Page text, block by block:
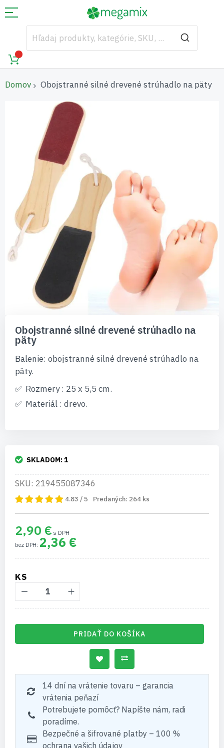
Domov Obojstranné silné drevené strúhadlo na päty
začiatok
galérie
Obojstranné silné drevené strúhadlo na
päty
Balenie: obojstranné silné drevené strúhadlo na
päty.
Rozmery : 25 x 5,5 cm.
Materiál : drevo.
SKLADOM:1
SKU: 219455087346
4.83 / 5 Predaných: 264 ks
2,90 €
2,36 €
KS
PRIDAŤ DO KOŠÍKA
14 dní na vrátenie tovaru – garancia
vrátenia peňazí
Potrebujete pomôcť? Napíšte nám, radi
poradíme.
Bezpečné a šifrované platby – 100 %
ochrana vašich údajov